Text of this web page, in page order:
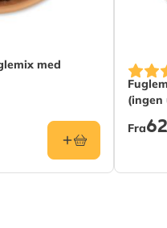
med
The
Fra62